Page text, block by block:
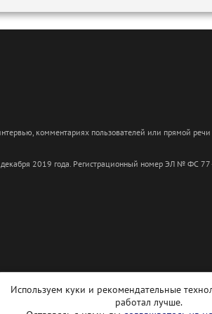
комментариях пользователей или прямой
декабря 2019 года. Регистрационный номер ЭЛ № ФС
Используем куки и рекомендательные
работал лучше.